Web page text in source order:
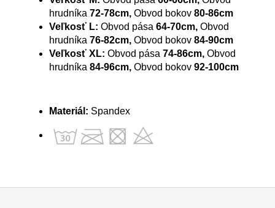
hrudníka 72-78cm, Obvod bokov 80-86cm
Veľkosť L: Obvod pása 64-70cm, Obvod
hrudníka 76-82cm, Obvod bokov 84-90cm
Veľkosť XL: Obvod pása 74-86cm, Obvod
hrudníka 84-96cm, Obvod bokov 92-100cm
Materiál: Spandex